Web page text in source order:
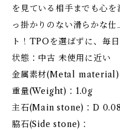
を見ている相手までも心
っ掛かりのない滑らかな
ト！TPOを選ばずに、毎
状態：中古 未使用に近い
金属素材(Metal material)
重量(Weight)：1.0g
主石(Main stone)：D 0.08
脇石(Side stone)：